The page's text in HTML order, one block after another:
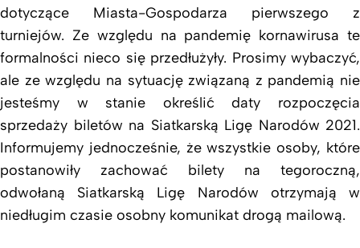
dotyczące Miasta-Gospodarza pierwszego z
turniejów. Ze względu na pandemię kornawirusa te
formalności nieco się przedłużyły. Prosimy wybaczyć,
ale ze względu na sytuację związaną z pandemią nie
jesteśmy w stanie określić daty rozpoczęcia
sprzedaży biletów na Siatkarską Ligę Narodów 2021.
Informujemy jednocześnie, że wszystkie osoby, które
postanowiły zachować bilety na tegoroczną,
odwołaną Siatkarską Ligę Narodów otrzymają w
niedługim czasie osobny komunikat drogą mailową.